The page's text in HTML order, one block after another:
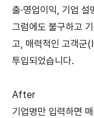
출·영업이익, 기업
그럼에도 불구하고
고, 매력적인 고객군
투입되었습니다.
After
기업명만 입력하면